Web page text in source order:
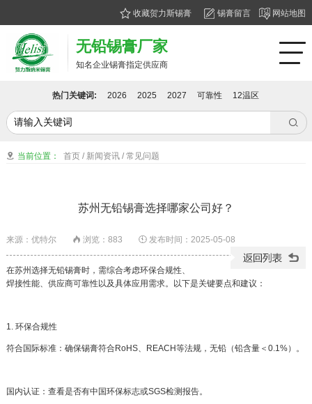
收藏贺力斯锡膏 锡膏留言 网站地图
无铅锡膏厂家
知名企业锡膏指定供应商
热门关键词: 2026 2025 2027 可靠性 12温区

 当前位置： 首页 / 新闻资讯 /常见问题
苏州无铅锡膏选择哪家公司好？
来源：优特尔  浏览： 883 发布时间：2025-05-08
在苏州选择无铅锡膏时，需综合考虑环保合规性、
焊接性能、供应商可靠性以及具体应用需求。以下是关键要点和建议：
1. 环保合规性
符合国际标准：确保锡膏符合RoHS、REACH等法规，无铅（铅含量＜0.1%）。
国内认证：查看是否有中国环保标志或SGS检测报告。